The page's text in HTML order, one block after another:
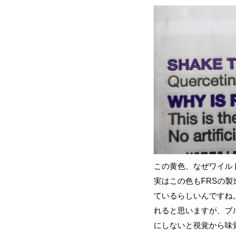
この黄色、なぜワイル
実はこの色もFRSの製
ているらしいんですね
れると思いますが、ブ
にしないと視覚から味